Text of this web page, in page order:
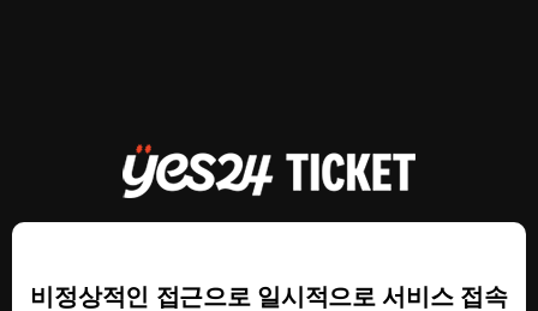
비정상적인 접근으로 일시적으로 서비스 접속